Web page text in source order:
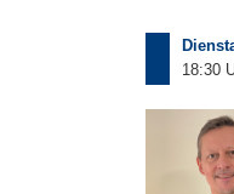
18:30